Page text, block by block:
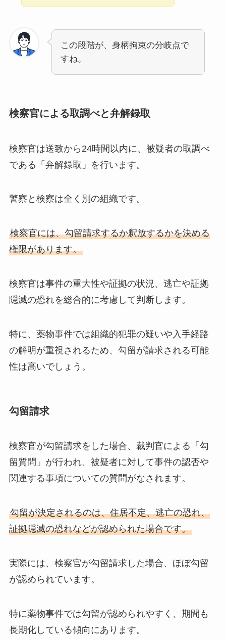
この段階が、身柄拘束の分岐点で
すね。
検察官による取調べと弁解録取
検察官は送致から24時間以内に、被疑者の取調べ
である「弁解録取」を行います。
警察と検察は全く別の組織です。
検察官には、勾留請求するか釈放するかを決める
権限があります。
検察官は事件の重大性や証拠の状況、逃亡や証拠
隠滅の恐れを総合的に考慮して判断します。
特に、薬物事件では組織的犯罪の疑いや入手経路
の解明が重視されるため、勾留が請求される可能
性は高いでしょう。
勾留請求
検察官が勾留請求をした場合、裁判官による「勾
留質問」が行われ、被疑者に対して事件の認否や
関連する事項についての質問がなされます。
勾留が決定されるのは、住居不定、逃亡の恐れ、
証拠隠滅の恐れなどが認められた場合です。
実際には、検察官が勾留請求した場合、ほぼ勾留
が認められています。
特に薬物事件では勾留が認められやすく、期間も
長期化している傾向にあります。